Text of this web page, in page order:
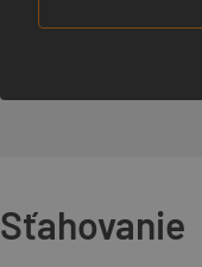
Sťahovanie